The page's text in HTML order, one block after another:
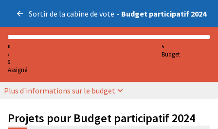
Sortir de la cabine de vote - Budget participatif 2024
0
/
5
Assigné
5
Budget
Plus d'informations sur le budget
Projets pour Budget participatif 2024